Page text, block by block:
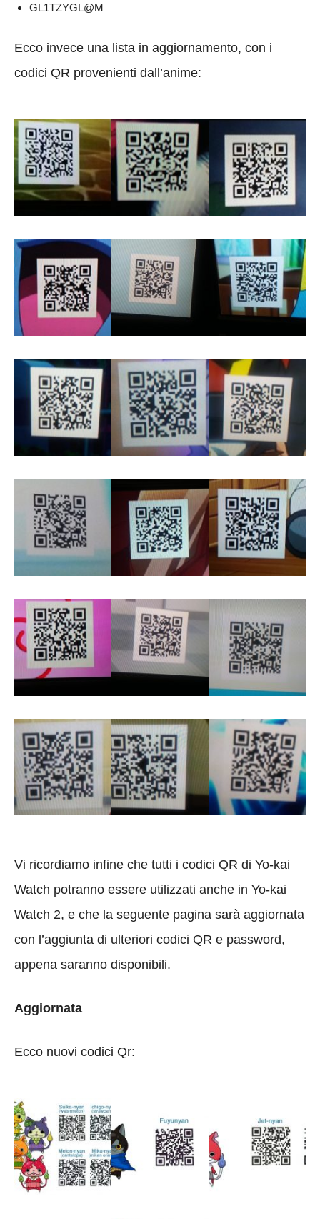
GL1TZYGL@M
Ecco invece una lista in aggiornamento, con i
codici QR provenienti dall’anime:
Vi ricordiamo infine che tutti i codici QR di Yo-kai
Watch potranno essere utilizzati anche in Yo-kai
Watch 2, e che la seguente pagina sarà aggiornata
con l’aggiunta di ulteriori codici QR e password,
appena saranno disponibili.
Aggiornata
Ecco nuovi codici Qr: